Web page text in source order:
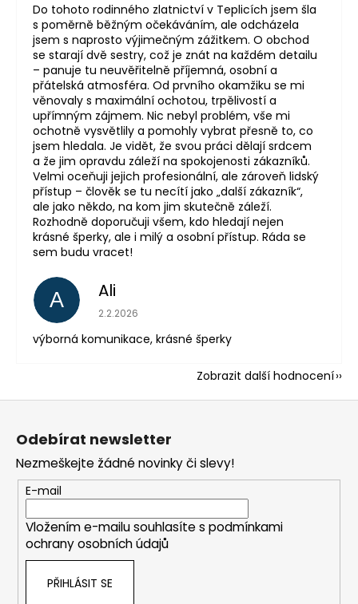
Do tohoto rodinného zlatnictví v Teplicích jsem šla
s poměrně běžným očekáváním, ale odcházela
jsem s naprosto výjimečným zážitkem. O obchod
se starají dvě sestry, což je znát na každém detailu
– panuje tu neuvěřitelně příjemná, osobní a
přátelská atmosféra. Od prvního okamžiku se mi
věnovaly s maximální ochotou, trpělivostí a
upřímným zájmem. Nic nebyl problém, vše mi
ochotně vysvětlily a pomohly vybrat přesně to, co
jsem hledala. Je vidět, že svou práci dělají srdcem
a že jim opravdu záleží na spokojenosti zákazníků.
Velmi oceňuji jejich profesionální, ale zároveň lidský
přístup – člověk se tu necítí jako „další zákazník“,
ale jako někdo, na kom jim skutečně záleží.
Rozhodně doporučuji všem, kdo hledají nejen
krásné šperky, ale i milý a osobní přístup. Ráda se
sem budu vracet!
A Ali
Hodnocení obchodu je 5 z 5 hvězdiček.
2.2.2026
výborná komunikace, krásné šperky
Zobrazit další hodnocení
Z
Odebírat newsletter
Nezmeškejte žádné novinky či slevy!
E-mail
Vložením e-mailu souhlasíte s podmínkami
ochrany osobních údajů
PŘIHLÁSIT SE